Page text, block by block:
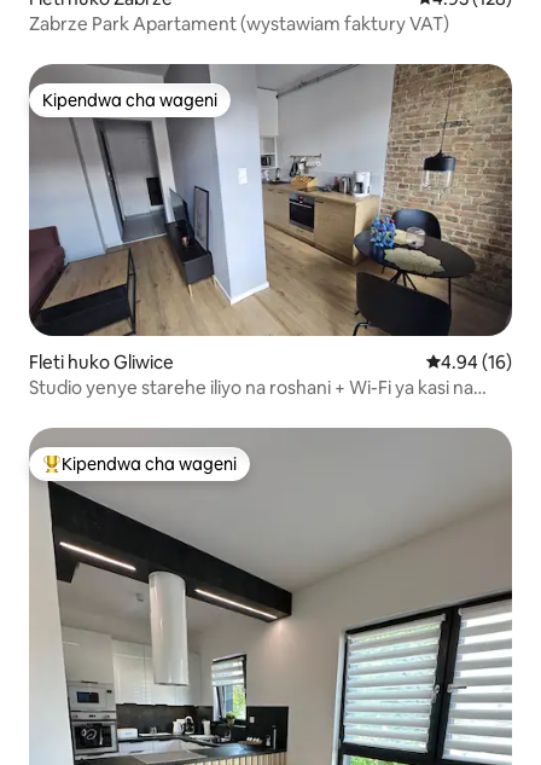
Zabrze Park Apartament (wystawiam faktury VAT)
Kipendwa cha wageni
Kipendwa cha wageni
Fleti huko Gliwice Ukadiriaji wa
4.94 (16)
Studio yenye starehe iliyo na roshani + Wi-Fi ya kasi na
Kipendwa maarufu cha wageni
Kipendwa cha wageni